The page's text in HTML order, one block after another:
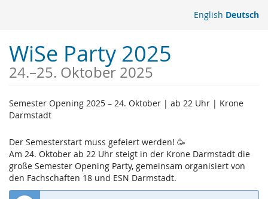
springen
English Deutsch
WiSe Party 2025
24.–bis
25. Oktober 2025
Semester Opening 2025 – 24. Oktober | ab 22 Uhr | Krone
Darmstadt
Der Semesterstart muss gefeiert werden! 🥳
Am 24. Oktober ab 22 Uhr steigt in der Krone Darmstadt die
große Semester Opening Party, gemeinsam organisiert von
den Fachschaften 18 und ESN Darmstadt.